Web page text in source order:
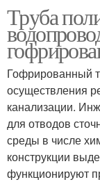
Труба
Гофрированный
осуществления
канализации.
для отводов
среды в числе
конструкции
функционируют